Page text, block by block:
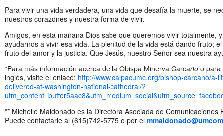
Para vivir una vida verdadera, una vida que desafía la muerte, se
nuestros corazones y nuestra forma de vivir.
Amigos, en esta mañana Dios sabe que queremos vivir totalmente,
ayudarnos a vivir esa vida. La plenitud de la vida está dando fruto;
fruto del amor y la justicia. Que Jesús, nuestro Señor sea nuestra
*Para más información acerca de la Obispa Minerva Carcaño o para
inglés, visite el enlace: http://www.calpacumc.org/bishop-carcano/a-
delivered-at-washington-national-cathedral/?
** Michelle Maldonado es la Directora Asociada de Comunicaciones
Puede contactarle al (615)742-5775 o por el